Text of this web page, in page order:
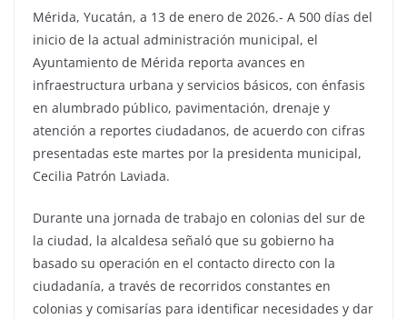
Mérida, Yucatán, a 13 de enero de 2026.- A 500 días del
inicio de la actual administración municipal, el
Ayuntamiento de Mérida reporta avances en
infraestructura urbana y servicios básicos, con énfasis
en alumbrado público, pavimentación, drenaje y
atención a reportes ciudadanos, de acuerdo con cifras
presentadas este martes por la presidenta municipal,
Cecilia Patrón Laviada.
Durante una jornada de trabajo en colonias del sur de
la ciudad, la alcaldesa señaló que su gobierno ha
basado su operación en el contacto directo con la
ciudadanía, a través de recorridos constantes en
colonias y comisarías para identificar necesidades y dar